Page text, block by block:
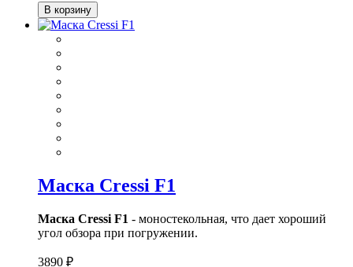
В корзину
Маска Cressi F1
Маска Cressi F1 - моностекольная, что дает хороший
угол обзора при погружении.
3890 ₽